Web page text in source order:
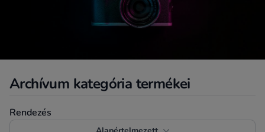
Archívum kategória termékei
Termékek rendezése
Rendezés